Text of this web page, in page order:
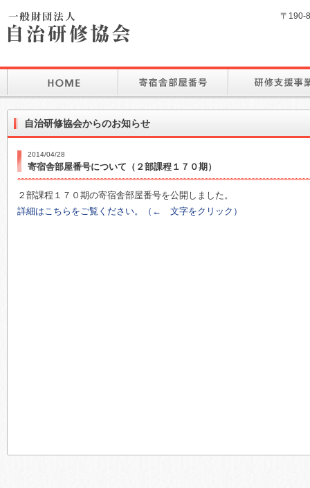
〒190-
自治研修協会からのお知らせ
2014/04/28
寄宿舎部屋番号について（２部課程１７０期）
２部課程１７０期の寄宿舎部屋番号を公開しました。
詳細はこちらをご覧ください。（← 文字をクリック）